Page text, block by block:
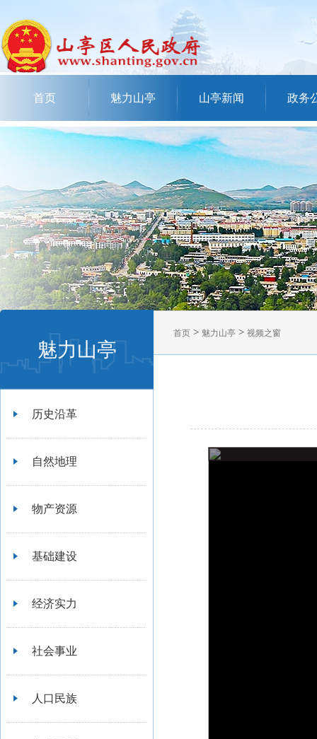
首页 魅力山亭 山亭新闻 政务
魅力山亭
历史沿革
自然地理
物产资源
基础建设
经济实力
社会事业
人口民族
首页 > 魅力山亭 > 视频之窗